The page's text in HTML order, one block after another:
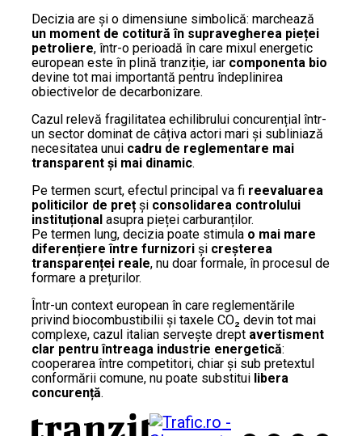
Decizia are și o dimensiune simbolică: marchează
un moment de cotitură în supravegherea pieței
petroliere, într-o perioadă în care mixul energetic
european este în plină tranziție, iar componenta bio
devine tot mai importantă pentru îndeplinirea
obiectivelor de decarbonizare.
Cazul relevă fragilitatea echilibrului concurențial într-
un sector dominat de câțiva actori mari și subliniază
necesitatea unui cadru de reglementare mai
transparent și mai dinamic.
Pe termen scurt, efectul principal va fi reevaluarea
politicilor de prețși consolidarea controlului
instituțional asupra pieței carburanților.
Pe termen lung, decizia poate stimula o mai mare
diferențiere între furnizori și creșterea
transparenței reale, nu doar formale, în procesul de
formare a prețurilor.
Într-un context european în care reglementările
privind biocombustibilii și taxele CO₂ devin tot mai
complexe, cazul italian servește drept avertisment
clar pentru întreaga industrie energetică:
cooperarea între competitori, chiar și sub pretextul
conformării comune, nu poate substitui libera
concurență.